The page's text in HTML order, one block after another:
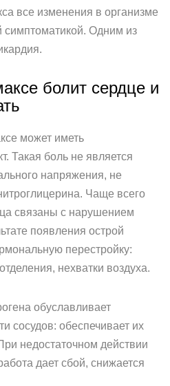
все изменения в организме
Одним из
болит сердце и
может иметь
Такая боль не является
напряжения, не
Чаще всего
связаны с нарушением
появления острой
перестройку:
нехватки воздуха.
обуславливает
сосудов: обеспечивает их
недостаточном действии
дает сбой, снижается